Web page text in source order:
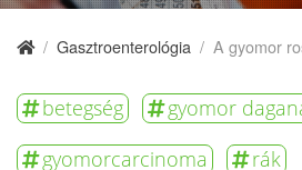
/ Gasztroenterológia / A gyomor
betegség
gyomor
gyomorcarcinoma
rák